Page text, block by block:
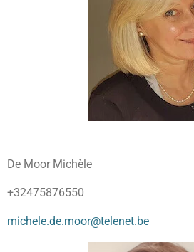
De Moor Michèle
+32475876550
michele.de.moor@telenet.be